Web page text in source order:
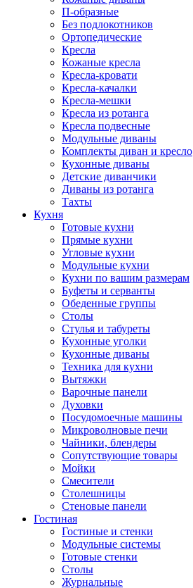
П-образные
Без подлокотников
Ортопедические
Кресла
Кожаные кресла
Кресла-кровати
Кресла-качалки
Кресла-мешки
Кресла из ротанга
Кресла подвесные
Модульные диваны
Комплекты диван и кресло
Кухонные диваны
Детские диванчики
Диваны из ротанга
Тахты
Кухня
Готовые кухни
Прямые кухни
Угловые кухни
Модульные кухни
Кухни по вашим размерам
Буфеты и серванты
Обеденные группы
Столы
Стулья и табуреты
Кухонные уголки
Кухонные диваны
Техника для кухни
Вытяжки
Варочные панели
Духовки
Посудомоечные машины
Микроволновые печи
Чайники, блендеры
Сопутствующие товары
Мойки
Смесители
Столешницы
Стеновые панели
Гостиная
Гостиные и стенки
Модульные системы
Готовые стенки
Столы
Журнальные